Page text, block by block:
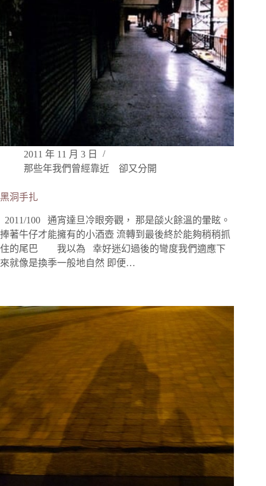
2011 年 11 月 3 日
那些年我們曾經靠近 卻又分開
黑洞手扎
2011/100 通宵達旦冷眼旁觀， 那是燄火餘溫的暈眩。
捧著牛仔才能擁有的小酒壺 流轉到最後終於能夠稍稍抓
住的尾巴 我以為 幸好迷幻過後的彎度我們適應下
來就像是換季一般地自然 即便…